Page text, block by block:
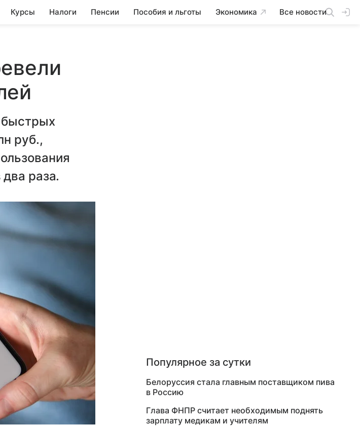
Курсы Налоги Пенсии Пособия и льготы Экономика Все новости
быстрых
руб.,
раза.
Популярное за сутки
Белоруссия стала главным поставщиком пива
в Россию
Глава ФНПР считает необходимым поднять
зарплату медикам и учителям